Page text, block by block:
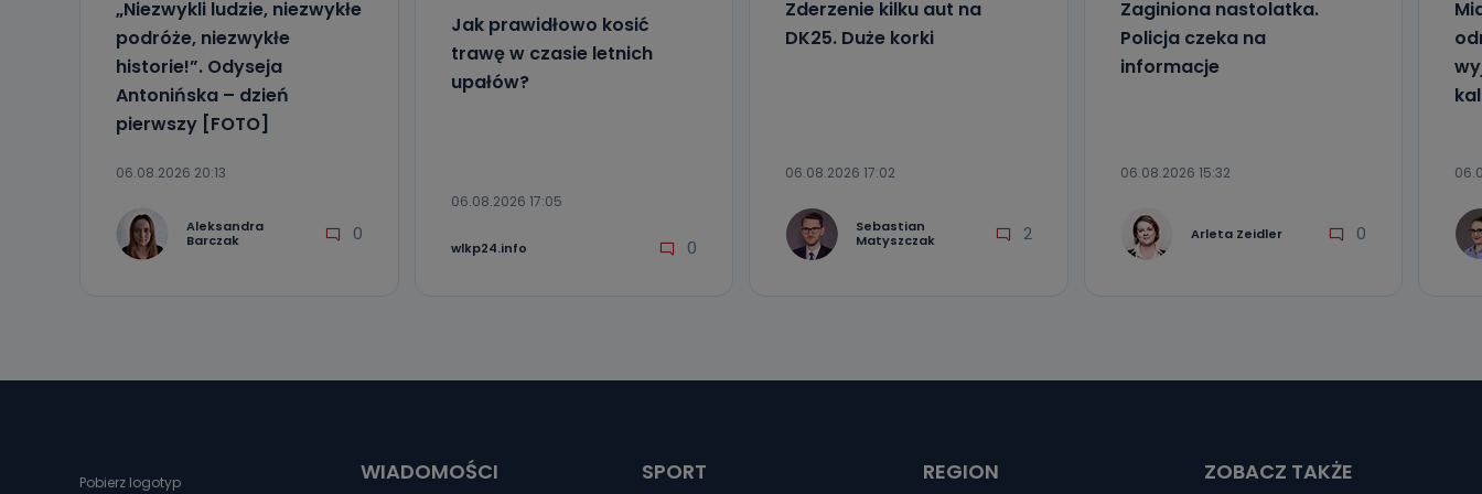
„Niezwykli ludzie, niezwykłe
podróże, niezwykłe
historie!”. Odyseja
Antonińska – dzień
pierwszy [FOTO]
06.08.2026 20:13
Aleksandra
Barczak
0
Jak prawidłowo kosić
trawę w czasie letnich
upałów?
06.08.2026 17:05
wlkp24.info 0
Zderzenie kilku aut na
DK25. Duże korki
06.08.2026 17:02
Sebastian
Matyszczak
2
Zaginiona nastolatka.
Policja czeka na
informacje
06.08.2026 15:32
Arleta Zeidler 0
Pobierz logotyp WIADOMOŚCI SPORT REGION ZOBACZ TAKŻE